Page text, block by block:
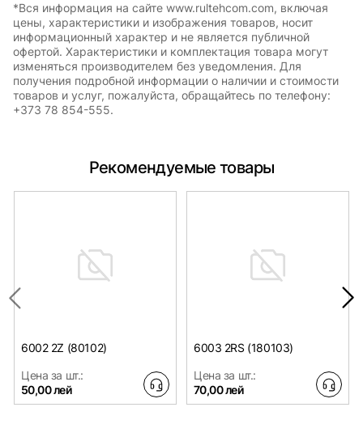
*Вся информация на сайте www.rultehcom.com, включая
цены, характеристики и изображения товаров, носит
информационный характер и не является публичной
офертой. Характеристики и комплектация товара могут
изменяться производителем без уведомления. Для
получения подробной информации о наличии и стоимости
товаров и услуг, пожалуйста, обращайтесь по телефону:
+373 78 854-555.
Рекомендуемые товары
6002 2Z (80102)
Цена за шт.:
50,00 лей
6003 2RS (180103)
Цена за шт.:
70,00 лей